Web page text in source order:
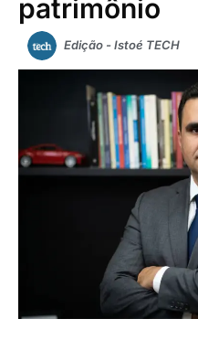
patrimônio
Edição - Istoé TECH